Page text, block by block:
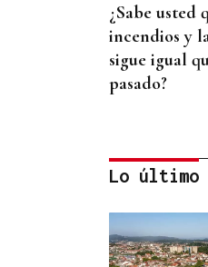
¿Sabe usted
incendios y
sigue igual
pasado?
CANEDO
Lo último